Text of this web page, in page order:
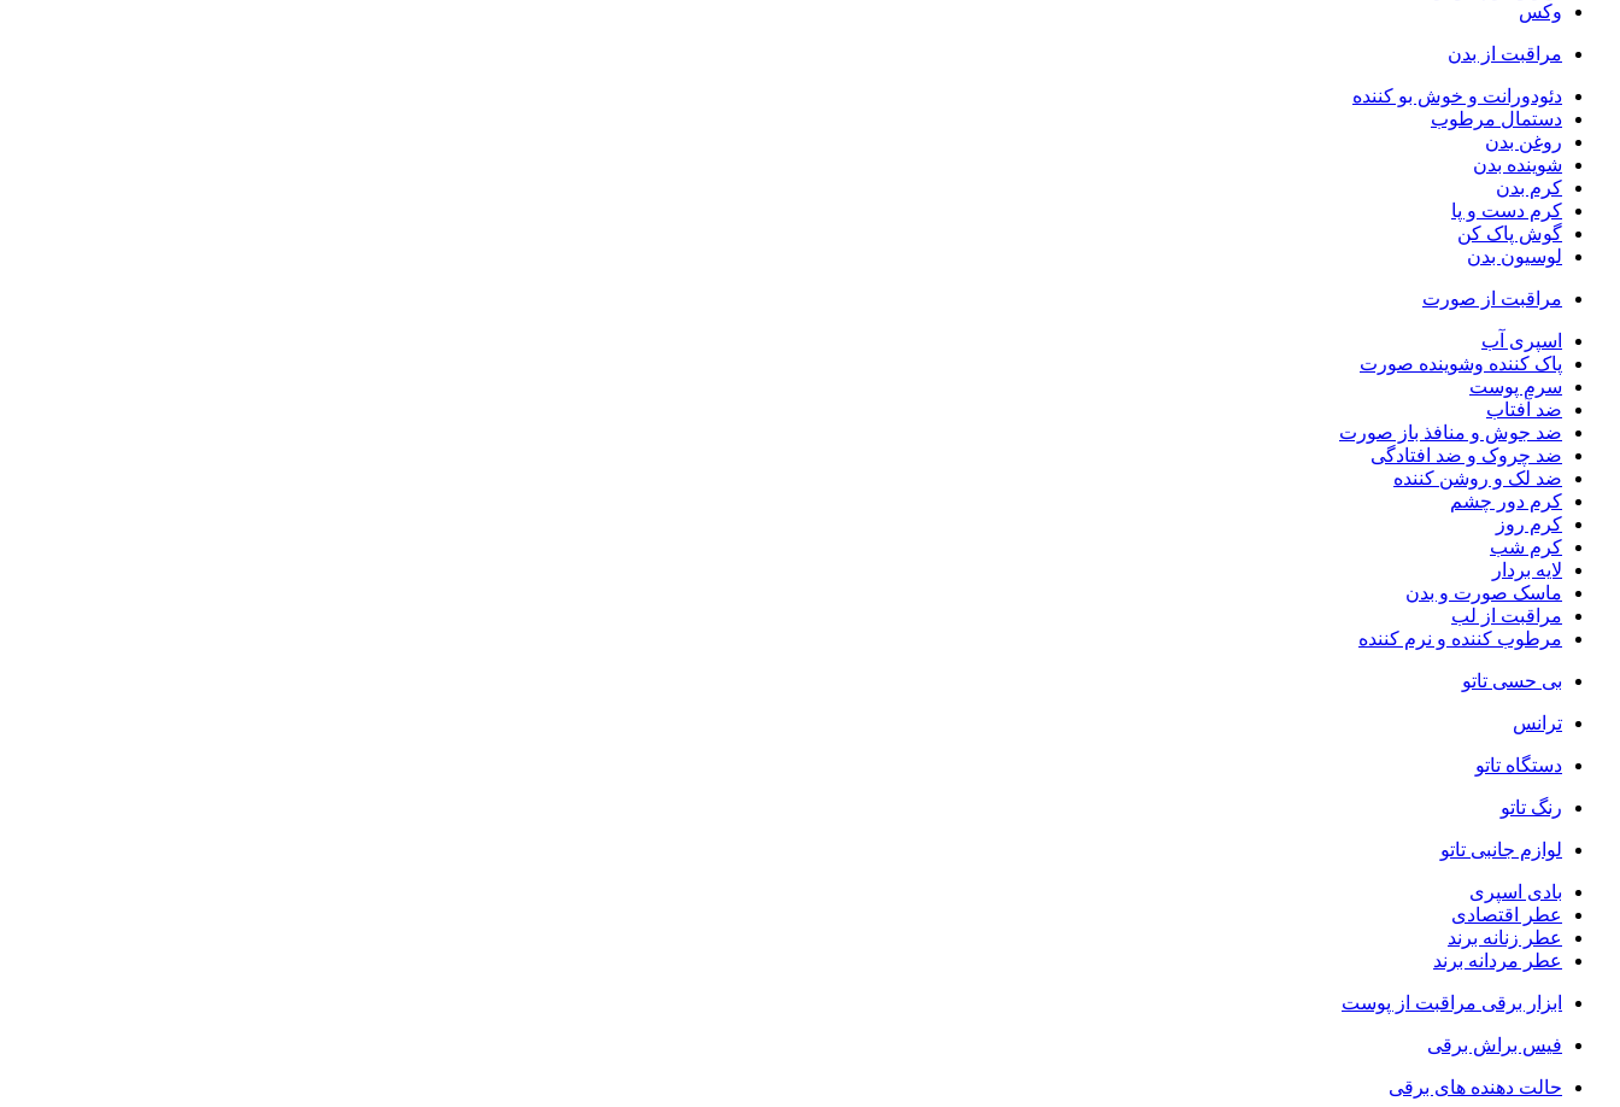
وکس
مراقبت از بدن
دئودورانت و خوش بو کننده
دستمال مرطوب
روغن بدن
شوینده بدن
کرم بدن
کرم دست و پا
گوش پاک کن
لوسیون بدن
مراقبت از صورت
اسپری آب
پاک کننده وشوینده صورت
سرم پوست
ضد آفتاب
ضد جوش و منافذ باز صورت
ضد چروک و ضد افتادگی
ضد لک و روشن کننده
کرم دور چشم
کرم روز
کرم شب
لایه بردار
ماسک صورت و بدن
مراقبت از لب
مرطوب کننده و نرم کننده
بی حسی تاتو
ترانس
دستگاه تاتو
رنگ تاتو
لوازم جانبی تاتو
بادی اسپری
عطر اقتصادی
عطر زنانه برند
عطر مردانه برند
ابزار برقی مراقبت از پوست
فیس براش برقی
حالت دهنده های برقی